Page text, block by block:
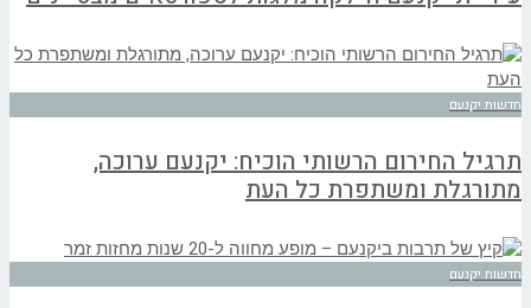
חדשות יקנעם
תרגיל החירום הרשותי הוכיח: יקנעם ערוכה,
מתורגלת ומשתפרת כל העת
חדשות יקנעם